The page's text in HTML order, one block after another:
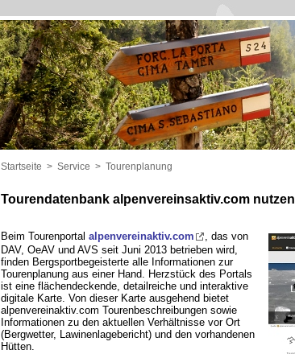
Startseite > Service > Tourenplanung
Tourendatenbank alpenvereinsaktiv.com nutzen
Beim Tourenportal alpenvereinaktiv.com
, das von
DAV, OeAV und AVS seit Juni 2013 betrieben wird,
finden Bergsportbegeisterte alle Informationen zur
Tourenplanung aus einer Hand. Herzstück des Portals
ist eine flächendeckende, detailreiche und interaktive
digitale Karte. Von dieser Karte ausgehend bietet
alpenvereinaktiv.com Tourenbeschreibungen sowie
Informationen zu den aktuellen Verhältnisse vor Ort
(Bergwetter, Lawinenlagebericht) und den vorhandenen
Hütten.